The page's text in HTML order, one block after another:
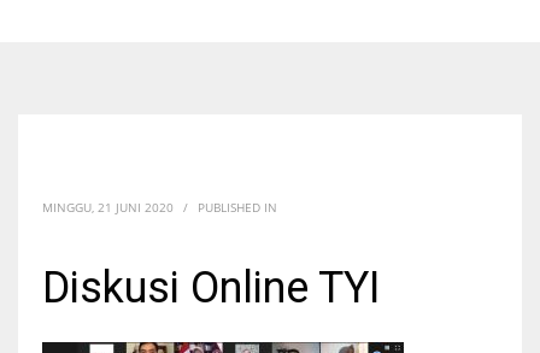
MINGGU, 21 JUNI 2020 / PUBLISHED IN
Diskusi Online TYI